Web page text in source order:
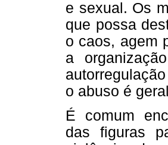
e sexual. Os
que possa
o caos, agem
a
o abuso é
É comum
das figuras